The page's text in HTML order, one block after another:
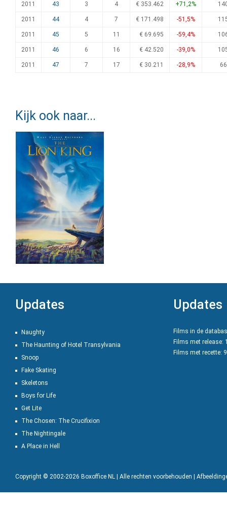
2011 43 3 4 € 353.462 +71,2%
2011 44 4 7 € 171.498 -51,5%
2011 45 5 11 € 69.695 -59,4%
2011 46 6 16 € 42.520 -39,0%
2011 47 7 17 € 30.211 -28,9% 66
Kijk ook naar...
Updates
Naughty
The Haunting of Hotel Transylvania
Snoop
Fake Skating
Skeletons
Boys for Life
Get Lite
The Chosen: The Crucifixion
The Nightingale
A Place in Hell
Updates
Films in de
Films met release:
Films met recette:
Copyright © 2002-2026 Boxoffice NL | Alle rechten voorbehouden |